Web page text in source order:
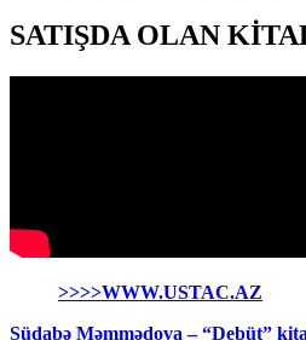
SATIŞDA OLAN
>>>>WWW.USTAC.AZ
Südabə Məmmədova – “Debüt”